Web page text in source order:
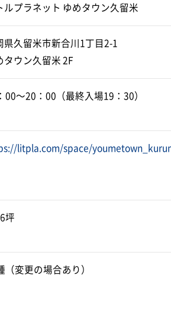
ルプラネット ゆめタウン久留米
県久留米市新合川1丁目2-1
タウン久留米 2F
00～20：00（最終入場19：30）
litpla.com/space/
坪
（変更の場合あり）